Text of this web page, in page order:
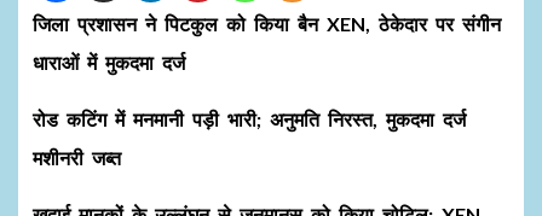
जिला प्रशासन ने पिटकुल को किया बैन XEN, ठेकेदार पर संगीन
धाराओं में मुकदमा दर्ज
रोड कटिंग में मनमानी पड़ी भारी; अनुमति निरस्त, मुकदमा दर्ज
मशीनरी जब्त